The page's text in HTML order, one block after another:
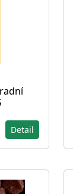
Detail